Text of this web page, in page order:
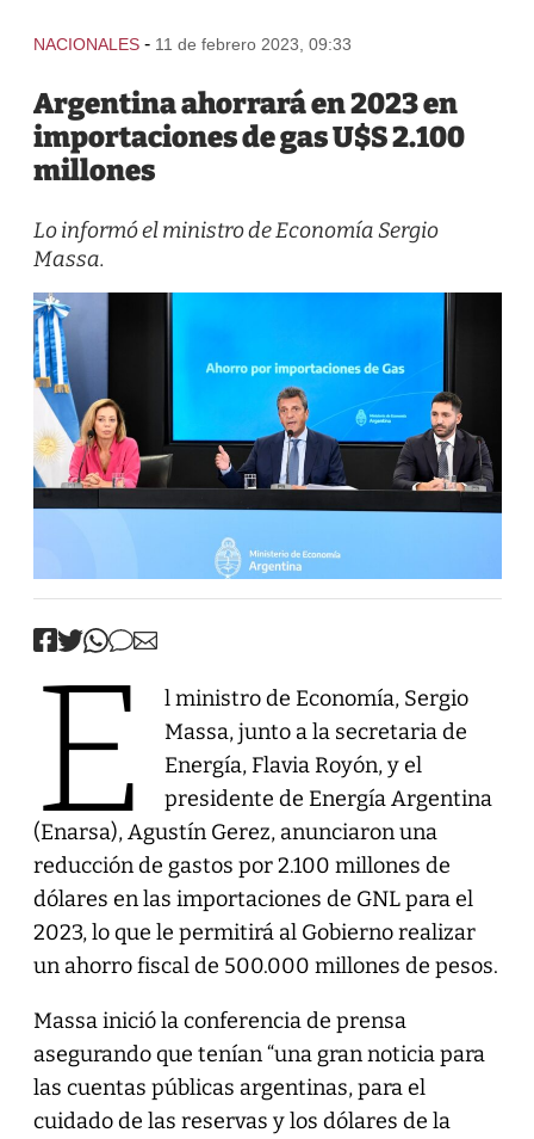
NACIONALES - 11 de febrero 2023, 09:33
Argentina ahorrará en 2023 en
importaciones de gas U$S 2.100
millones
Lo informó el ministro de Economía Sergio
Massa.
E
l ministro de Economía, Sergio
Massa, junto a la secretaria de
Energía, Flavia Royón, y el
presidente de Energía Argentina
(Enarsa), Agustín Gerez, anunciaron una
reducción de gastos por 2.100 millones de
dólares en las importaciones de GNL para el
2023, lo que le permitirá al Gobierno realizar
un ahorro fiscal de 500.000 millones de pesos.
Massa inició la conferencia de prensa
asegurando que tenían “una gran noticia para
las cuentas públicas argentinas, para el
cuidado de las reservas y los dólares de la